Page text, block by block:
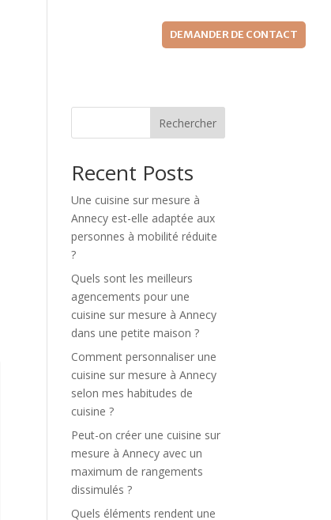
DEMANDER DE CONTACT
Rechercher
Recent Posts
Une cuisine sur mesure à
Annecy est-elle adaptée aux
personnes à mobilité réduite
?
Quels sont les meilleurs
agencements pour une
cuisine sur mesure à Annecy
dans une petite maison ?
Comment personnaliser une
cuisine sur mesure à Annecy
selon mes habitudes de
cuisine ?
Peut-on créer une cuisine sur
mesure à Annecy avec un
maximum de rangements
dissimulés ?
Quels éléments rendent une